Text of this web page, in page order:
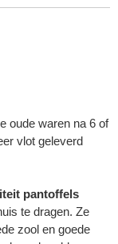
oude waren na 6 of
vlot geleverd
pantoffels
te dragen. Ze
zool en goede